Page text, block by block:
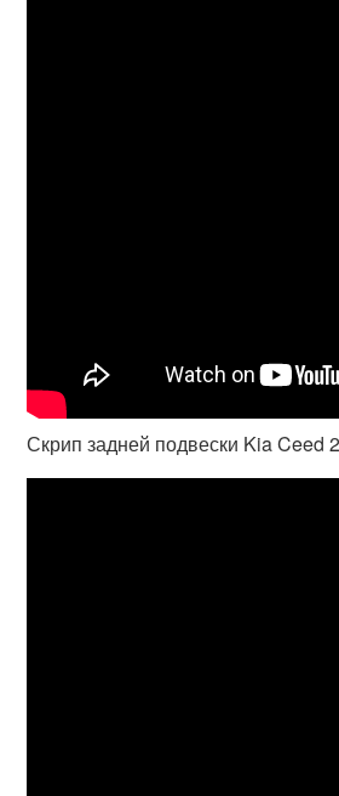
Скрип задней подвески Kia Ceed